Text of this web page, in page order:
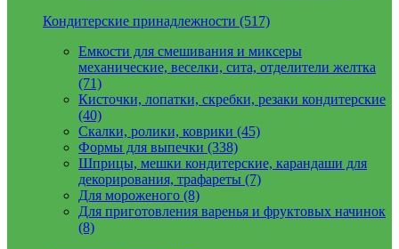
Кондитерские принадлежности (517)
Емкости для смешивания и миксеры
механические, веселки, сита, отделители желтка
(71)
Кисточки, лопатки, скребки, резаки кондитерские
(40)
Скалки, ролики, коврики (45)
Формы для выпечки (338)
Шприцы, мешки кондитерские, карандаши для
декорирования, трафареты (7)
Для мороженого (8)
Для приготовления варенья и фруктовых начинок
(8)